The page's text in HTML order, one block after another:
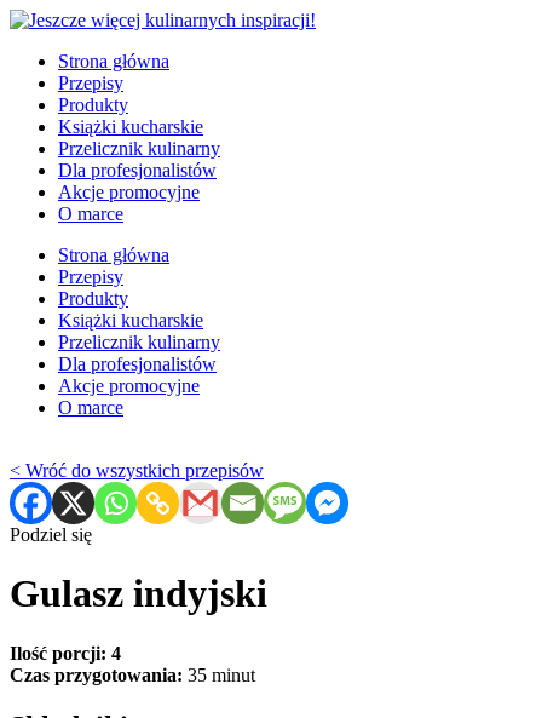
Strona główna
Przepisy
Produkty
Książki kucharskie
Przelicznik kulinarny
Dla profesjonalistów
Akcje promocyjne
O marce
Strona główna
Przepisy
Produkty
Książki kucharskie
Przelicznik kulinarny
Dla profesjonalistów
Akcje promocyjne
O marce
< Wróć do wszystkich przepisów
Podziel się
Gulasz indyjski
Ilość porcji: 4
Czas przygotowania: 35 minut